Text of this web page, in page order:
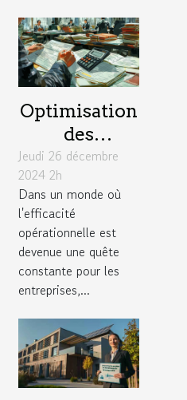
Optimisation
des
processus de
paie en
fonction des
conventions
collectives
Jeudi 26 décembre
2024 2h
Dans un monde où
l'efficacité
opérationnelle est
devenue une quête
constante pour les
entreprises,...